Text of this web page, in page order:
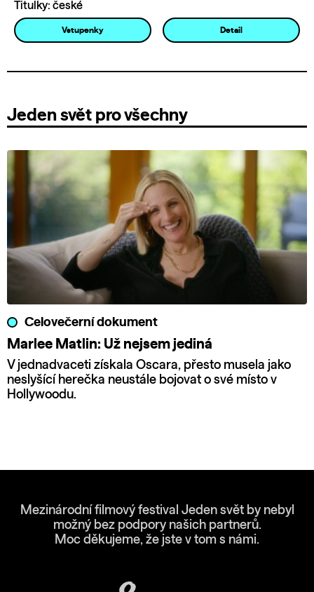
Titulky: české
Vstupenky Detail
Jeden svět pro všechny
Celovečerní dokument
Marlee Matlin: Už nejsem jediná
V jednadvaceti získala Oscara, přesto musela jako
neslyšící herečka neustále bojovat o své místo v
Hollywoodu.
Mezinárodní filmový festival Jeden svět by nebyl
možný bez podpory našich partnerů.
Moc děkujeme, že jste v tom s námi.